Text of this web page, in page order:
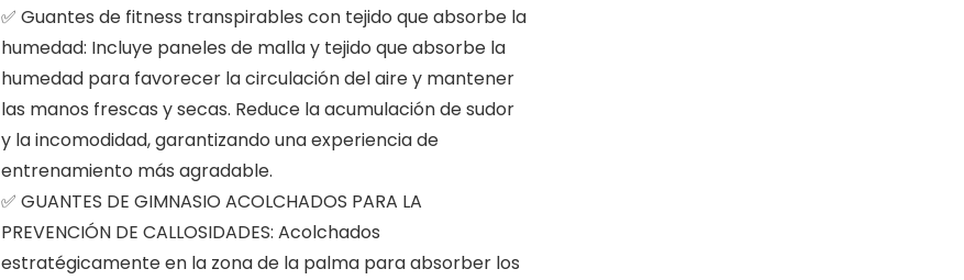
✅ Guantes de fitness transpirables con tejido que absorbe la
humedad: Incluye paneles de malla y tejido que absorbe la
humedad para favorecer la circulación del aire y mantener
las manos frescas y secas. Reduce la acumulación de sudor
y la incomodidad, garantizando una experiencia de
entrenamiento más agradable.
✅ GUANTES DE GIMNASIO ACOLCHADOS PARA LA
PREVENCIÓN DE CALLOSIDADES: Acolchados
estratégicamente en la zona de la palma para absorber los